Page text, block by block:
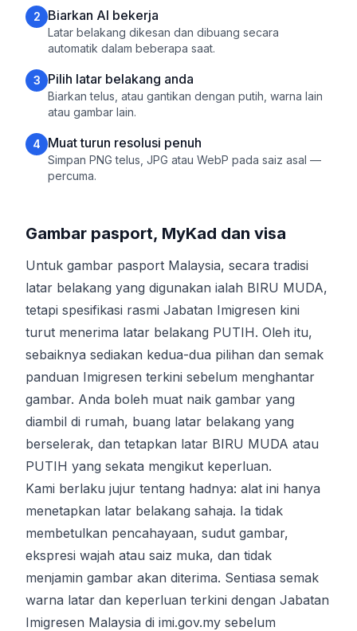
2 Biarkan AI bekerja
Latar belakang dikesan dan dibuang secara
automatik dalam beberapa saat.
3 Pilih latar belakang anda
Biarkan telus, atau gantikan dengan putih, warna lain
atau gambar lain.
4 Muat turun resolusi penuh
Simpan PNG telus, JPG atau WebP pada saiz asal —
percuma.
Gambar pasport, MyKad dan visa
Untuk gambar pasport Malaysia, secara tradisi
latar belakang yang digunakan ialah BIRU MUDA,
tetapi spesifikasi rasmi Jabatan Imigresen kini
turut menerima latar belakang PUTIH. Oleh itu,
sebaiknya sediakan kedua-dua pilihan dan semak
panduan Imigresen terkini sebelum menghantar
gambar. Anda boleh muat naik gambar yang
diambil di rumah, buang latar belakang yang
berselerak, dan tetapkan latar BIRU MUDA atau
PUTIH yang sekata mengikut keperluan.
Kami berlaku jujur tentang hadnya: alat ini hanya
menetapkan latar belakang sahaja. Ia tidak
membetulkan pencahayaan, sudut gambar,
ekspresi wajah atau saiz muka, dan tidak
menjamin gambar akan diterima. Sentiasa semak
warna latar dan keperluan terkini dengan Jabatan
Imigresen Malaysia di imi.gov.my sebelum